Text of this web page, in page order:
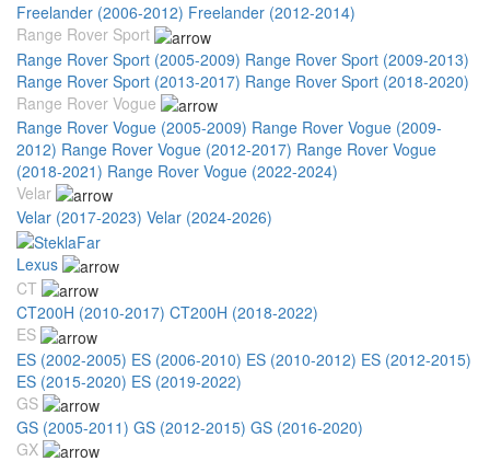
Freelander (2006-2012) Freelander (2012-2014)
Range Rover Sport
Range Rover Sport (2005-2009) Range Rover Sport (2009-2013)
Range Rover Sport (2013-2017) Range Rover Sport (2018-2020)
Range Rover Vogue
Range Rover Vogue (2005-2009) Range Rover Vogue (2009-
2012) Range Rover Vogue (2012-2017) Range Rover Vogue
(2018-2021) Range Rover Vogue (2022-2024)
Velar
Velar (2017-2023) Velar (2024-2026)
Lexus
CT
CT200H (2010-2017) CT200H (2018-2022)
ES
ES (2002-2005) ES (2006-2010) ES (2010-2012) ES (2012-2015)
ES (2015-2020) ES (2019-2022)
GS
GS (2005-2011) GS (2012-2015) GS (2016-2020)
GX